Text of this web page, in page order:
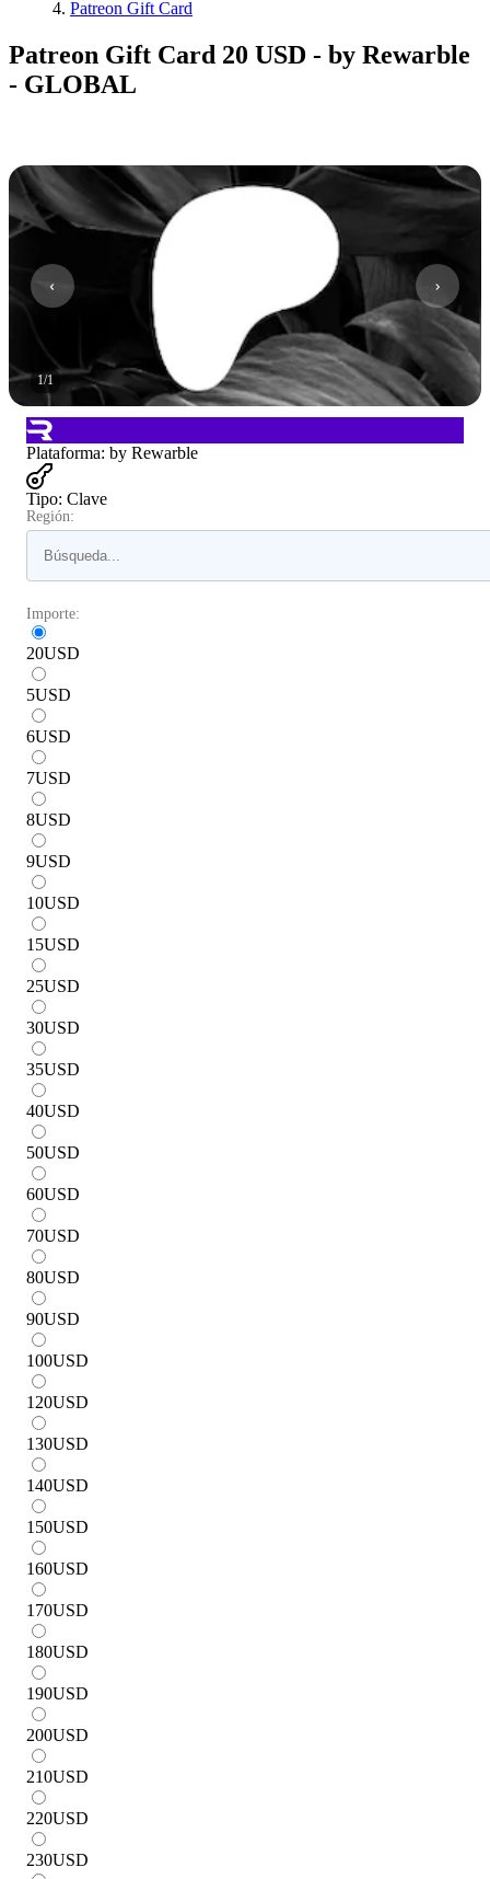
Patreon Gift Card
Patreon Gift Card 20 USD - by Rewarble
- GLOBAL
1/1
Plataforma: by Rewarble
Tipo: Clave
Región:
Importe:
20USD
5USD
6USD
7USD
8USD
9USD
10USD
15USD
25USD
30USD
35USD
40USD
50USD
60USD
70USD
80USD
90USD
100USD
120USD
130USD
140USD
150USD
160USD
170USD
180USD
190USD
200USD
210USD
220USD
230USD